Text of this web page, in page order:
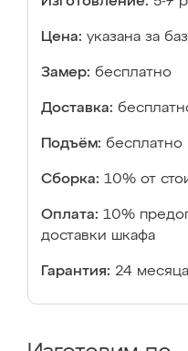
Цена: указана за
Замер: бесплатно
Доставка:
Подъём: бесплатно
Сборка: 10% от
Оплата: 10%
доставки шкафа
Гарантия: 24 месяца